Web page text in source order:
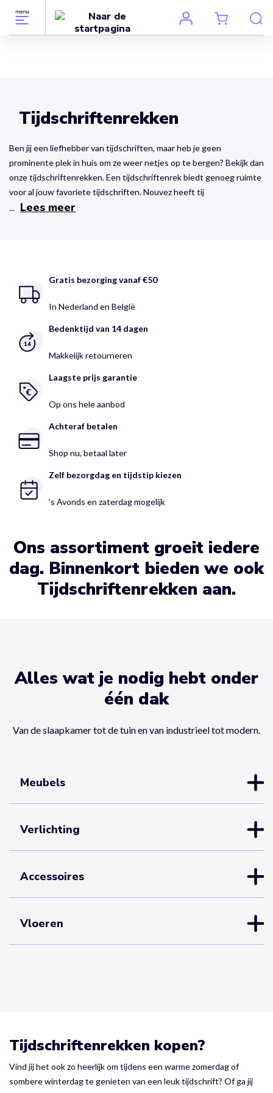
Tijdschriftenrekken
Ben jij een liefhebber van tijdschriften, maar heb je geen
prominente plek in huis om ze weer netjes op te bergen? Bekijk dan
onze tijdschriftenrekken. Een tijdschriftenrek biedt genoeg ruimte
voor al jouw favoriete tijdschriften. Nouvez heeft tij
... Lees meer
Gratis bezorging vanaf €50
In Nederland en België
Bedenktijd van 14 dagen
Makkelijk retourneren
Laagste prijs garantie
Op ons hele aanbod
Achteraf betalen
Shop nu, betaal later
Zelf bezorgdag en tijdstip kiezen
‘s Avonds en zaterdag mogelijk
Ons assortiment groeit iedere
dag. Binnenkort bieden we ook
Tijdschriftenrekken aan.
Alles wat je nodig hebt onder
één dak
Van de slaapkamer tot de tuin en van industrieel tot modern.
Meubels
Verlichting
Accessoires
Vloeren
Tijdschriftenrekken kopen?
Vind jij het ook zo heerlijk om tijdens een warme zomerdag of
sombere winterdag te genieten van een leuk tijdschrift? Of ga jij